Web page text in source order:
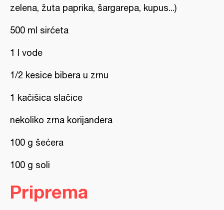
zelena, žuta paprika, šargarepa, kupus...)
500 ml sirćeta
1 l vode
1/2 kesice bibera u zrnu
1 kačišica slačice
nekoliko zrna korijandera
100 g šećera
100 g soli
Priprema